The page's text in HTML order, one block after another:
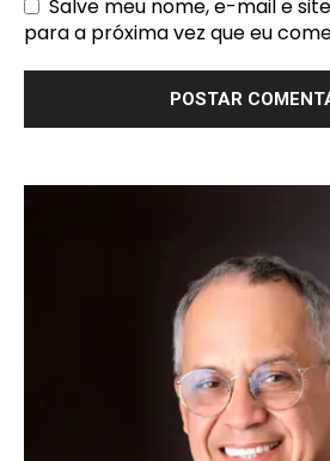
Salve meu nome, e-mail e
para a próxima vez que eu